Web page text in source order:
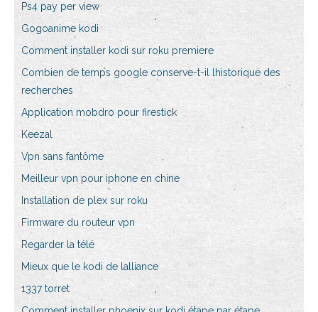
Ps4 pay per view
Gogoanime kodi
Comment installer kodi sur roku premiere
Combien de temps google conserve-t-il lhistorique des
recherches
Application mobdro pour firestick
Keezal
Vpn sans fantôme
Meilleur vpn pour iphone en chine
Installation de plex sur roku
Firmware du routeur vpn
Regarder la télé
Mieux que le kodi de lalliance
1337 torret